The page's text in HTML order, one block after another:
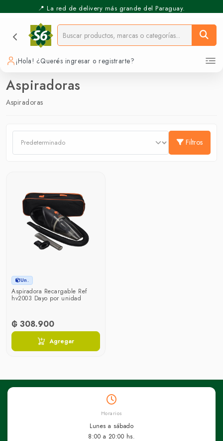
📍 La red de delivery más grande del Paraguay.
¡Hola! ¿Querés ingresar o registrarte?
Aspiradoras
Aspiradoras
Filtros
Un.
Aspiradora Recargable Ref
hv2003 Dayo por unidad
₲ 308.900
Agregar
Horarios
Lunes a sábado
8:00 a 20:00 hs.